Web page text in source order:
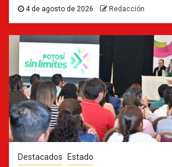
4 de agosto de 2026 Redacción
Destacados Estado